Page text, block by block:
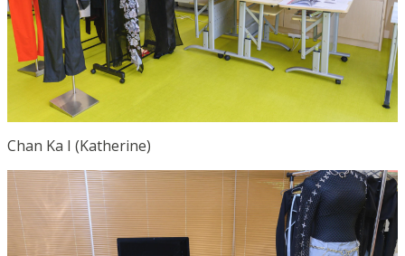
Chan Ka I (Katherine)